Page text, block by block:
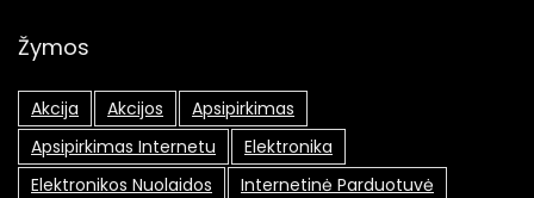
Žymos
Akcija Akcijos
Apsipirkimas
Apsipirkimas Internetu
Elektronika
Elektronikos Nuolaidos
Internetinė Parduotuvė